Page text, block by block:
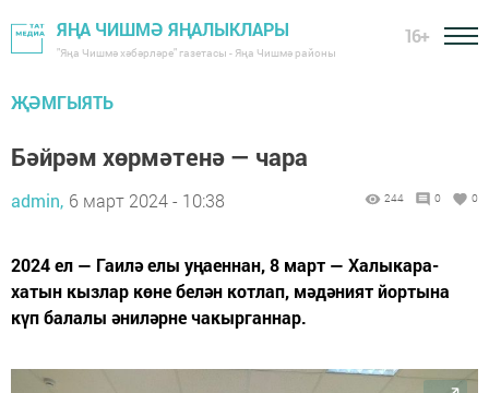
ЯҢА ЧИШМӘ ЯҢАЛЫКЛАРЫ
"Яңа Чишмә хәбәрләре" газетасы - Яңа Чишмә районы
16+
ҖӘМГЫЯТЬ
Бәйрәм хөрмәтенә — чара
admin, 6 март 2024 - 10:38 244 0 0
2024 ел — Гаилә елы уңаеннан, 8 март — Халыкара-
хатын кызлар көне белән котлап, мәдәният йортына
күп балалы әниләрне чакырганнар.